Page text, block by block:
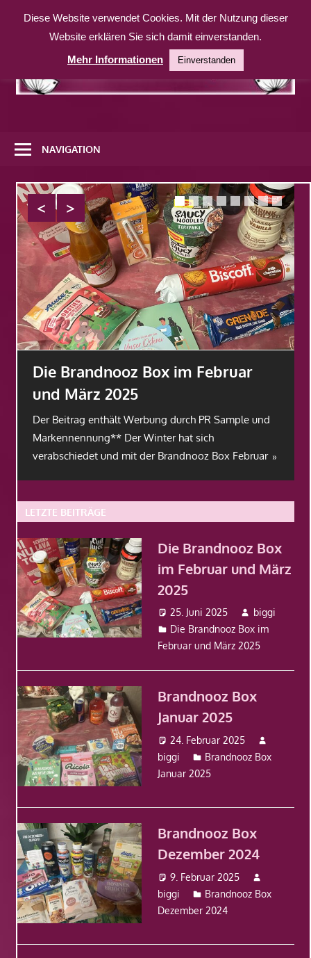
Inhalt
weitere
Website
NAVIGATION
Die Brandnooz Box im Februar
und März 2025
Der Beitrag enthält Werbung durch PR Sample und
Markennennung** Der Winter hat sich
verabschiedet und mit der Brandnooz Box Februar
LETZTE BEITRÄGE
Die Brandnooz Box
im Februar und März
2025
25. Juni 2025
biggi
Die Brandnooz Box im
Februar und März 2025
Brandnooz Box
Januar 2025
24. Februar 2025
biggi
Brandnooz Box
Januar 2025
Brandnooz Box
Dezember 2024
9. Februar 2025
biggi
Brandnooz Box
Dezember 2024
Diese Website verwendet Cookies. Mit der Nutzung dieser
Website erklären Sie sich damit einverstanden.
Mehr Informationen
Einverstanden